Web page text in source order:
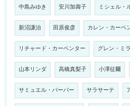
中島みゆき 安川加壽子 ミシェル・
新沼謙治 田原俊彦 カレン・カーペ
リチャード・カーペンター グレン・ミ
山本リンダ 高橋真梨子 小澤征爾
サミュエル・バーバー サラサーテ